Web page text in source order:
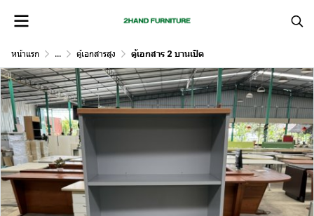
หน้าแรก ... ตู้เอกสารสูง ตู้เอกสาร 2 บานเปิด